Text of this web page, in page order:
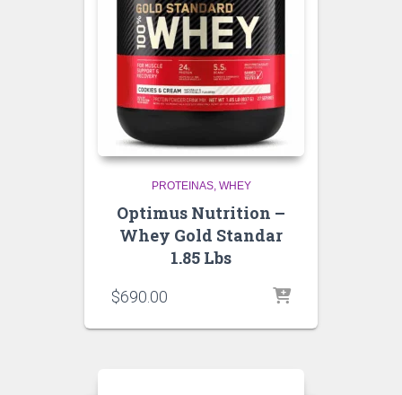
PROTEINAS WHEY
Optimus Nutrition –
Whey Gold Standar
1.85 Lbs
$690.00